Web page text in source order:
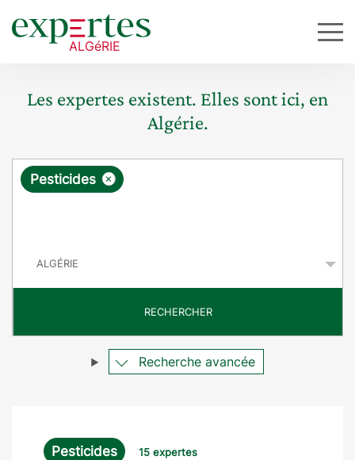
Les expertes existent. Elles sont ici, en
Algérie.
R
ê
e
×
Pesticides
RECHERCHER
Recherche avancée
Pesticides 15 expertes